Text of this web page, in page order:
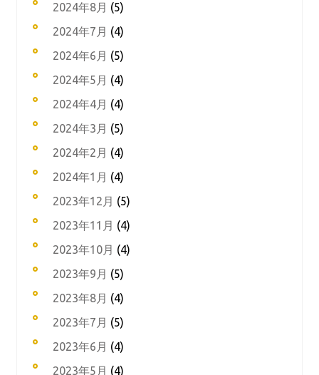
2024年8月 (5)
2024年7月 (4)
2024年6月 (5)
2024年5月 (4)
2024年4月 (4)
2024年3月 (5)
2024年2月 (4)
2024年1月 (4)
2023年12月 (5)
2023年11月 (4)
2023年10月 (4)
2023年9月 (5)
2023年8月 (4)
2023年7月 (5)
2023年6月 (4)
2023年5月 (4)